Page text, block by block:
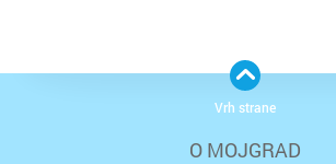
O MOJGRAD
Vrh strane